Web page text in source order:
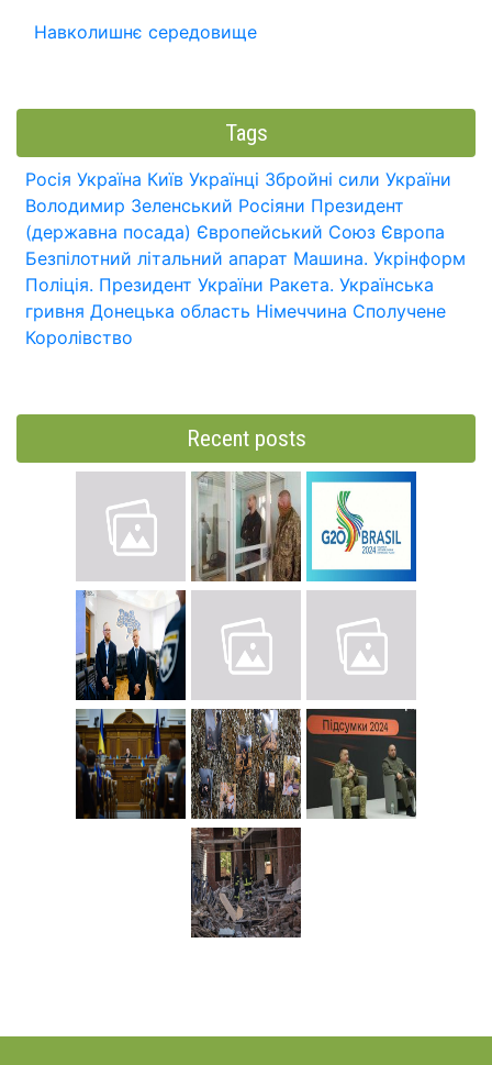
Навколишнє середовище
Tags
Росія Україна Київ Українці Збройні сили України
Володимир Зеленський Росіяни Президент
(державна посада) Європейський Союз Європа
Безпілотний літальний апарат Машина. Укрінформ
Поліція. Президент України Ракета. Українська
гривня Донецька область Німеччина Сполучене
Королівство
Recent posts